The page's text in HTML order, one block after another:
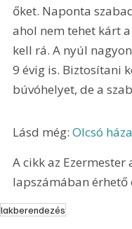
őket. Naponta
ahol nem tehet kárt
kell rá. A nyúl
9 évig is. Biztosítani
búvóhelyet, de a
Lásd még: Olcsó
A cikk az
lapszámában
lakberendezés